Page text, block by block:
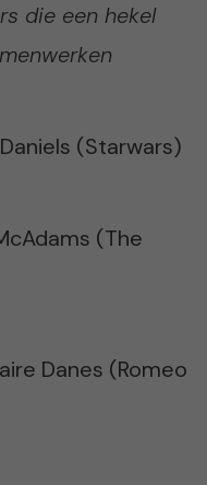
die een hekel
(Starwars)
(The
Danes (Romeo